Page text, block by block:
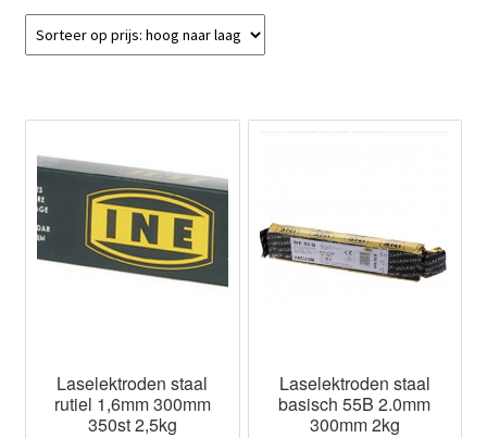
Contact
Laselektroden staal
rutiel 1,6mm 300mm
350st 2,5kg
Laselektroden staal
basisch 55B 2.0mm
300mm 2kg